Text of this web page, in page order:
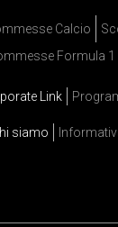
Calcio
Formula 1
Link
siamo